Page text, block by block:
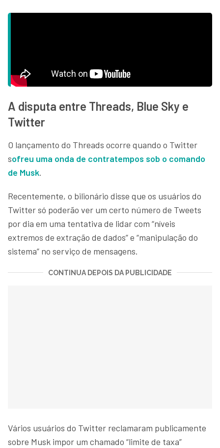
A disputa entre Threads, Blue Sky e
Twitter
O lançamento do Threads ocorre quando o Twitter
sofreu uma onda de contratempos sob o comando
de Musk.
Recentemente, o bilionário disse que os usuários do
Twitter só poderão ver um certo número de Tweets
por dia em uma tentativa de lidar com “níveis
extremos de extração de dados” e “manipulação do
sistema” no serviço de mensagens.
CONTINUA DEPOIS DA PUBLICIDADE
Vários usuários do Twitter reclamaram publicamente
sobre Musk impor um chamado “limite de taxa”